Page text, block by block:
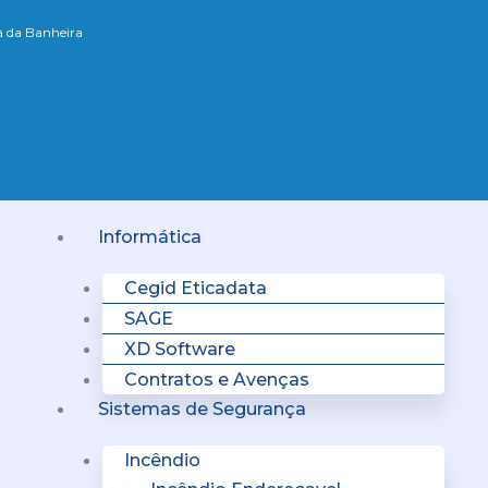
da Banheira
Informática
Cegid Eticadata
SAGE
XD Software
Contratos e Avenças
Sistemas de Segurança
Incêndio
Menu